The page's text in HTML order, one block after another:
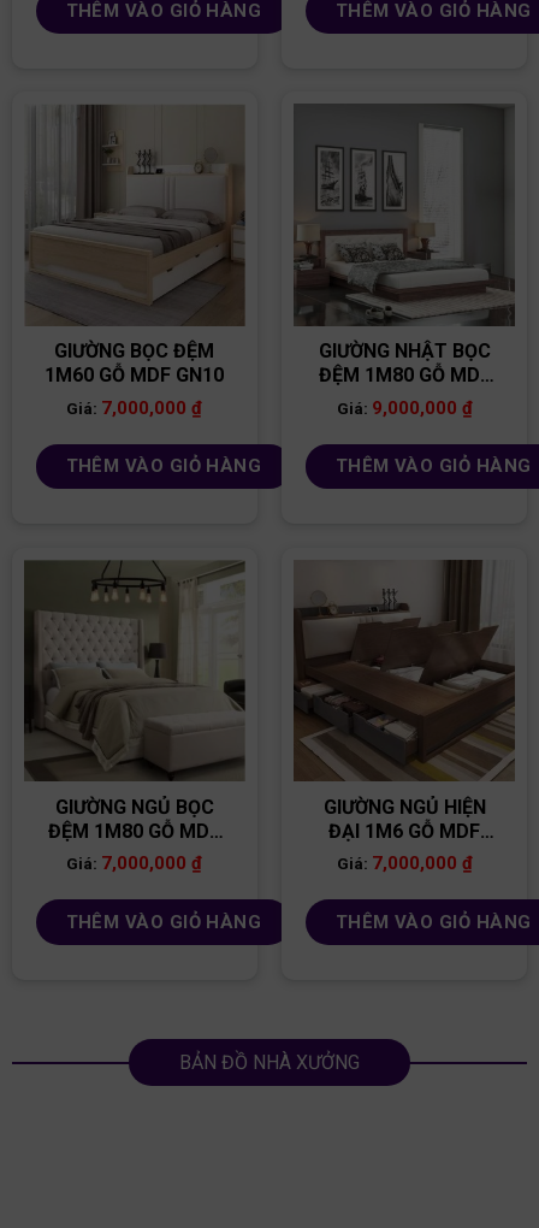
THÊM VÀO GIỎ HÀNG THÊM VÀO GIỎ HÀNG
GIƯỜNG BỌC ĐỆM
1M60 GỖ MDF GN10
Giá: 7,000,000₫
THÊM VÀO GIỎ HÀNG
GIƯỜNG NHẬT BỌC
ĐỆM 1M80 GỖ MDF
GN12
Giá: 9,000,000 ₫
THÊM VÀO GIỎ HÀNG
GIƯỜNG NGỦ BỌC
ĐỆM 1M80 GỖ MDF
GN13
Giá: 7,000,000₫
THÊM VÀO GIỎ HÀNG
GIƯỜNG NGỦ HIỆN
ĐẠI 1M6 GỖ MDF
GN03
Giá: 7,000,000 ₫
THÊM VÀO GIỎ HÀNG
BẢN ĐỒ NHÀ XƯỞNG